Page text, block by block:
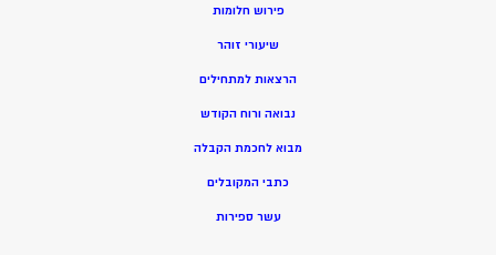
פירוש חלומות
שיעורי זוהר
הרצאות למתחילים
נבואה ורוח הקודש
מבוא לחכמת הקבלה
כתבי המקובלים
עשר ספירות